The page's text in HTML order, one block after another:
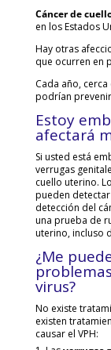
Cáncer de
en los Estados
Hay otras
que ocurren en
Cada año,
podrían
Estoy
afectará
Si usted está
verrugas
cuello uterino.
pueden
detección del
una prueba de
uterino, incluso
¿Me
virus?
No existe
existen
causar el VPH: